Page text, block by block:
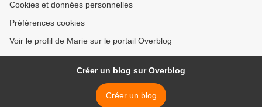
Cookies et données personnelles
Préférences cookies
Voir le profil de Marie sur le portail Overblog
Créer un blog sur Overblog
Créer un blog